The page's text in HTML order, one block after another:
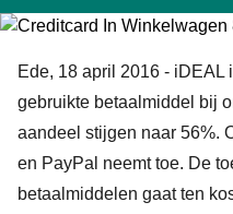
Ede, 18 april 2016 - iDEAL
gebruikte betaalmiddel bij
aandeel stijgen naar 56%.
en PayPal neemt toe. De
betaalmiddelen gaat ten